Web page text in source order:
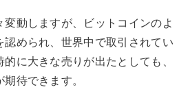
動しますが、ビットコインのよ
認められ、世界中で取引されてい
に大きな売りが出たとしても、
待できます。